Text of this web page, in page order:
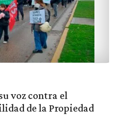
voz contra el
de la Propiedad